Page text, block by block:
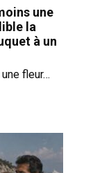
une
la
à un
fleur…